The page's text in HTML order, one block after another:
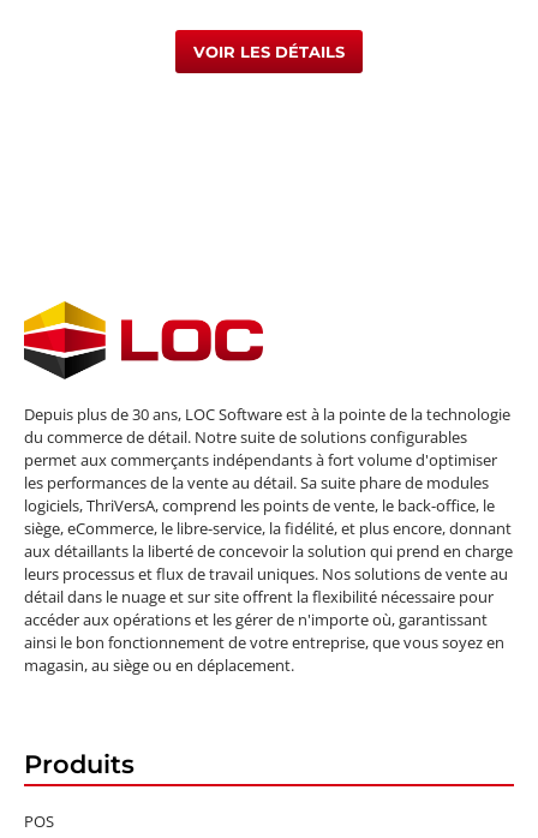
VOIR LES DÉTAILS
Depuis plus de 30 ans, LOC Software est à la pointe de la technologie
du commerce de détail. Notre suite de solutions configurables
permet aux commerçants indépendants à fort volume d'optimiser
les performances de la vente au détail. Sa suite phare de modules
logiciels, ThriVersA, comprend les points de vente, le back-office, le
siège, eCommerce, le libre-service, la fidélité, et plus encore, donnant
aux détaillants la liberté de concevoir la solution qui prend en charge
leurs processus et flux de travail uniques. Nos solutions de vente au
détail dans le nuage et sur site offrent la flexibilité nécessaire pour
accéder aux opérations et les gérer de n'importe où, garantissant
ainsi le bon fonctionnement de votre entreprise, que vous soyez en
magasin, au siège ou en déplacement.
Produits
POS